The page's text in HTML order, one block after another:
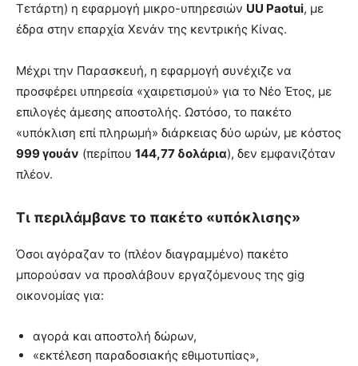
Τετάρτη) η εφαρμογή μικρο-υπηρεσιών UU Paotui, με
έδρα στην επαρχία Χενάν της κεντρικής Κίνας.
Μέχρι την Παρασκευή, η εφαρμογή συνέχιζε να
προσφέρει υπηρεσία «χαιρετισμού» για το Νέο Έτος, με
επιλογές άμεσης αποστολής. Ωστόσο, το πακέτο
«υπόκλιση επί πληρωμή» διάρκειας δύο ωρών, με κόστος
999 γουάν (περίπου 144,77 δολάρια), δεν εμφανιζόταν
πλέον.
Τι περιλάμβανε το πακέτο «υπόκλισης»
Όσοι αγόραζαν το (πλέον διαγραμμένο) πακέτο
μπορούσαν να προσλάβουν εργαζόμενους της gig
οικονομίας για:
αγορά και αποστολή δώρων,
«εκτέλεση παραδοσιακής εθιμοτυπίας»,